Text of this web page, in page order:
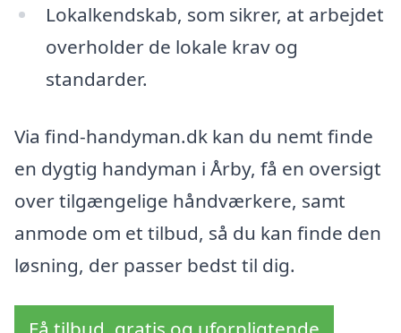
Lokalkendskab, som sikrer, at arbejdet
overholder de lokale krav og
standarder.
Via find-handyman.dk kan du nemt finde
en dygtig handyman i Årby, få en oversigt
over tilgængelige håndværkere, samt
anmode om et tilbud, så du kan finde den
løsning, der passer bedst til dig.